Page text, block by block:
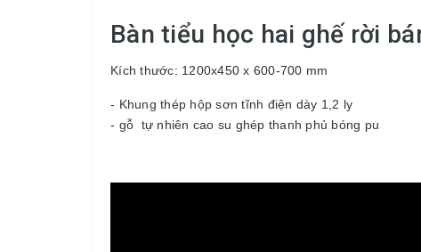
Bàn tiểu học hai ghế rời
Kích thước: 1200x450 x 600-700 mm
- Khung thép hộp sơn tĩnh điện dày 1,2 ly
- gỗ tự nhiên cao su ghép thanh phủ bóng pu